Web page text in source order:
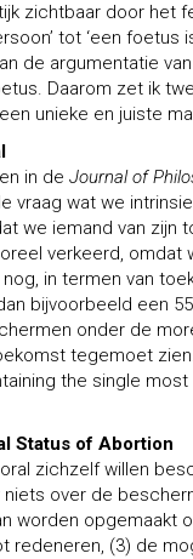
zichtbaar door het
tot ‘een foetus
de argumentatie
Daarom zet ik
unieke en juiste
in de Journal of
vraag wat we
we iemand van zijn
verkeerd,
in termen van
bijvoorbeeld een
onder de
tegemoet
the single
Status of Abortion
zichzelf willen
over de
worden opgemaakt
(3) de